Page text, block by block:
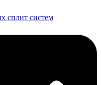
сплит систем